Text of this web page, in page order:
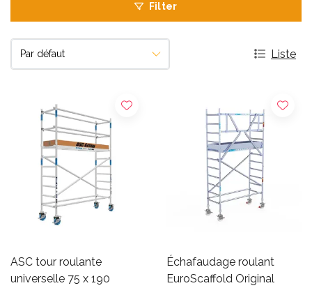
Filter
Liste
ASC tour roulante
universelle 75 x 190
Échafaudage roulant
EuroScaffold Original